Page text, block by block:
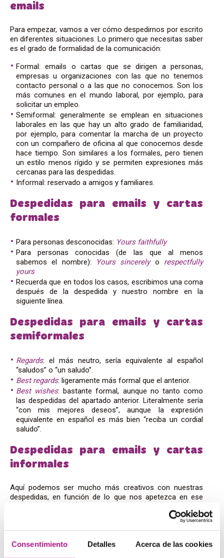
Consentimiento Detalles Acerca de las cookies
emails
Para empezar, vamos a ver cómo despedirnos por escrito
en diferentes situaciones. Lo primero que necesitas saber
es el grado de formalidad de la comunicación:
Formal: emails o cartas que se dirigen a personas,
empresas u organizaciones con las que no tenemos
contacto personal o a las que no conocemos. Son los
más comunes en el mundo laboral, por ejemplo, para
solicitar un empleo.
Semiformal: generalmente se emplean en situaciones
laborales en las que hay un alto grado de familiaridad,
por ejemplo, para comentar la marcha de un proyecto
con un compañero de oficina al que conocemos desde
hace tiempo. Son similares a los formales, pero tienen
un estilo menos rígido y se permiten expresiones más
cercanas para las despedidas.
Informal: reservado a amigos y familiares.
Despedidas para emails y cartas
formales
Para personas desconocidas: Yours faithfully
Para personas conocidas (de las que al menos
sabemos el nombre):
Yours sincerelyo respectfully
yours
Recuerda que en todos los casos, escribimos una coma
después de la despedida y nuestro nombre en la
siguiente línea.
Despedidas para emails y cartas
semiformales
Regards: el más neutro, sería equivalente al español
“saludos” o “un saludo”.
Best regards: ligeramente más formal que el anterior.
Best wishes: bastante formal, aunque no tanto como
las despedidas del apartado anterior. Literalmente sería
“con mis mejores deseos”, aunque la expresión
equivalente en español es más bien “reciba un cordial
saludo”.
Despedidas para emails y cartas
informales
Aquí podemos ser mucho más creativos con nuestras
despedidas, en función de lo que nos apetezca en ese
All the best,
Hugs,